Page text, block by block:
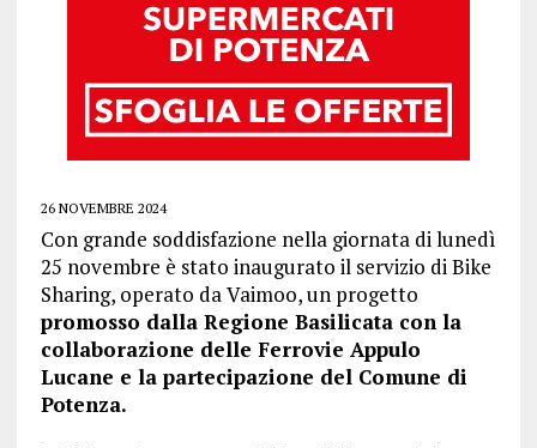
26 NOVEMBRE 2024
Con grande soddisfazione nella giornata di lunedì
25 novembre è stato inaugurato il servizio di Bike
Sharing, operato da Vaimoo, un progetto
promosso dalla Regione Basilicata con la
collaborazione delle Ferrovie Appulo
Lucane e la partecipazione del Comune di
Potenza.